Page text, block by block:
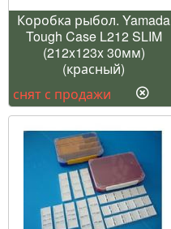
Коробка рыбол. Yamada
Tough Case L212 SLIM
(212x123x 30мм)
(красный)
снят с продажи